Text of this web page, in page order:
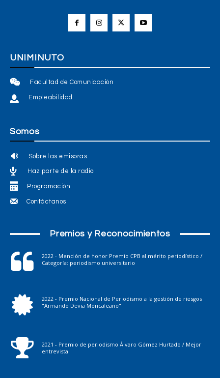
UNIMINUTO
Facultad de Comunicación
Empleabilidad
Somos
Sobre las emisoras
Haz parte de la radio
Programación
Contáctanos
Premios y Reconocimientos
2022 - Mención de honor Premio CPB al mérito periodístico /
Categoría: periodismo universitario
2022 - Premio Nacional de Periodismo a la gestión de riesgos
"Armando Devia Moncaleano"
2021 - Premio de periodismo Álvaro Gómez Hurtado / Mejor
entrevista